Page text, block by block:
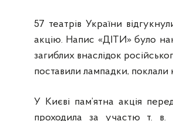
57 театрів України
акцію. Напис «ДІТИ» було
загиблих внаслідок
поставили лампадки, поклали
У Києві пам’ятна акція
проходила за участю т. в.